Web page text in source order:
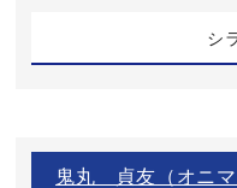
シ
鬼丸 貞友（オニ